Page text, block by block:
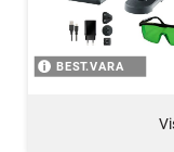
BEST.VARA